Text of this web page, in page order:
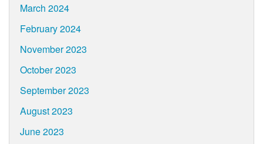
March 2024
February 2024
November 2023
October 2023
September 2023
August 2023
June 2023